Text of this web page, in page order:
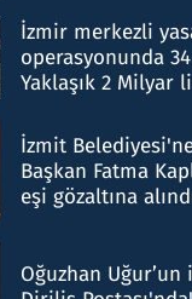
İzmir merkezli
operasyonunda
Yaklaşık 2 Milyar
İzmit
Başkan Fatma
eşi gözaltına
Oğuzhan